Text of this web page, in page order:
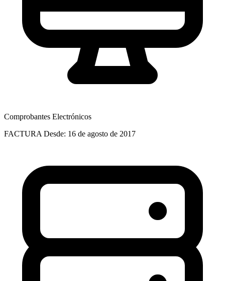
Comprobantes Electrónicos
FACTURA Desde: 16 de agosto de 2017